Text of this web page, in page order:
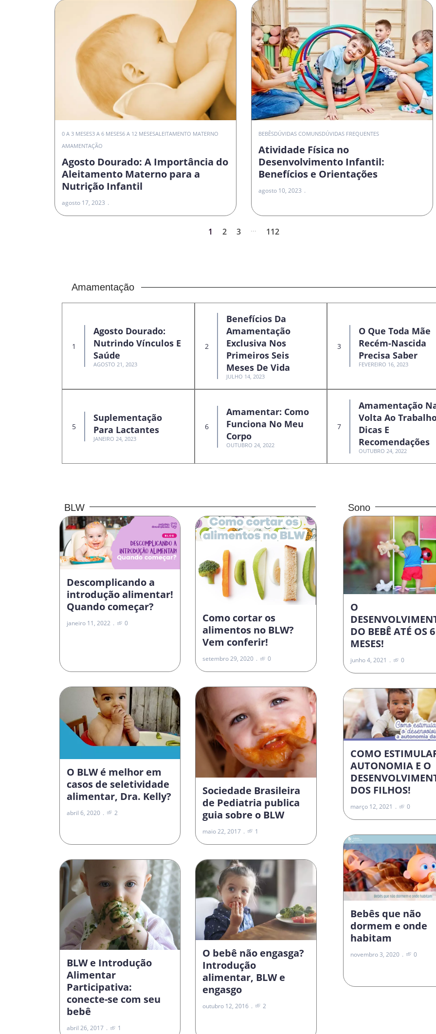
0 A 3 MESES3 A 6 MESES6 A 12 MESESALEITAMENTO MATERNO
AMAMENTAÇÃO
Agosto Dourado: A Importância do
Aleitamento Materno para a
Nutrição Infantil
agosto 17, 2023
BEBÊSDÚVIDAS COMUNSDÚVIDAS FREQUENTES
Atividade Física no
Desenvolvimento Infantil:
Benefícios e Orientações
agosto 10, 2023
1 2 3 ... 112
Amamentação
Agosto Dourado:
Nutrindo Vínculos E
Saúde
AGOSTO 21, 2023
Benefícios Da
Amamentação
Exclusiva Nos
Primeiros Seis
Meses De Vida
JULHO 14, 2023
O Que Toda Mãe
Recém-Nascida
Precisa Saber
FEVEREIRO 16, 2023
Suplementação
Para Lactantes
JANEIRO 24, 2023
Amamentar: Como
Funciona No Meu
Corpo
OUTUBRO 24, 2022
Amamentação
Volta Ao
Dicas E
Recomendações
OUTUBRO 24, 2022
BLW
Descomplicando a
introdução alimentar!
Quando começar?
janeiro 11, 2022 0
Como cortar os
alimentos no BLW?
Vem conferir!
setembro 29, 2020 0
O BLW é melhor em
casos de seletividade
alimentar, Dra. Kelly?
abril 6, 2020 2
Sociedade Brasileira
de Pediatria publica
guia sobre o BLW
maio 22, 2017 1
BLW e Introdução
Alimentar
Participativa:
conecte-se com seu
bebê
abril 26, 2017 1
O bebê não engasga?
Introdução
alimentar, BLW e
engasgo
outubro 12, 2016 2
Sono
O
DO BEBÊ ATÉ OS 6
MESES!
junho 4, 2021 0
COMO
AUTONOMIA E O
DOS FILHOS!
março 12, 2021 0
Bebês que não
dormem e onde
habitam
novembro 3, 2020 0